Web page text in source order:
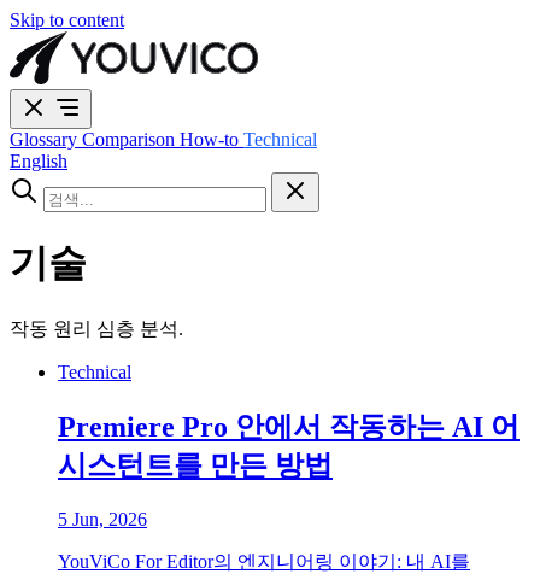
Skip to content
Glossary Comparison How-to Technical
English
기술
작동 원리 심층 분석.
Technical
Premiere Pro 안에서 작동하는 AI 어
시스턴트를 만든 방법
5 Jun, 2026
YouViCo For Editor의 엔지니어링 이야기: 내 AI를